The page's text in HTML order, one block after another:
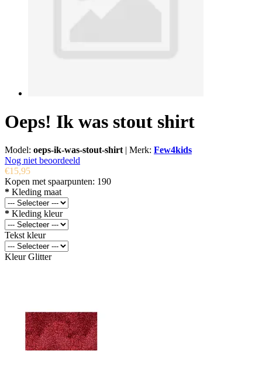
Oeps! Ik was stout shirt
Model: oeps-ik-was-stout-shirt | Merk: Few4kids
Nog niet beoordeeld
€15,95
Kopen met spaarpunten: 190
* Kleding maat
* Kleding kleur
Tekst kleur
Kleur Glitter